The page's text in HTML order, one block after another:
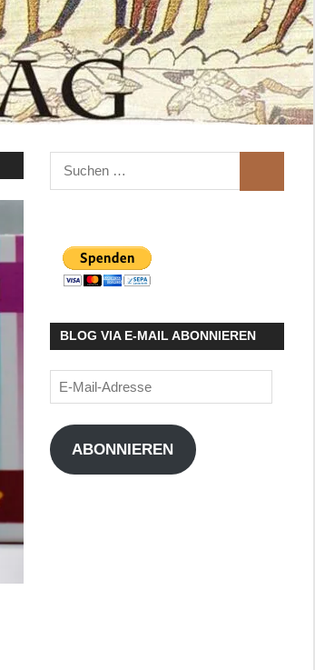
Suchen
nach:
BLOG VIA E-MAIL ABONNIEREN
E-
Mail-
Adresse
ABONNIEREN